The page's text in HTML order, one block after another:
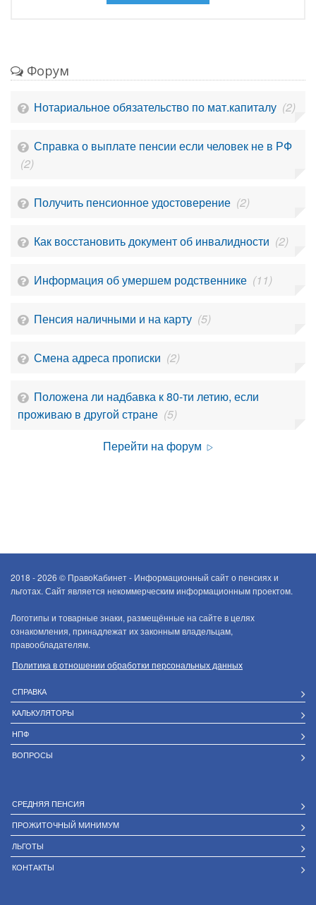
Форум
Нотариальное обязательство по мат.капиталу (2)
Справка о выплате пенсии если человек не в РФ
(2)
Получить пенсионное удостоверение (2)
Как восстановить документ об инвалидности (2)
Информация об умершем родственнике (11)
Пенсия наличными и на карту (5)
Смена адреса прописки (2)
Положена ли надбавка к 80-ти летию, если
проживаю в другой стране (5)
Перейти на форум
2018 - 2026 © ПравоКабинет - Информационный сайт о пенсиях и
льготах. Сайт является некоммерческим информационным проектом.
Логотипы и товарные знаки, размещённые на сайте в целях
ознакомления, принадлежат их законным владельцам,
правообладателям.
Политика в отношении обработки персональных данных
СПРАВКА
КАЛЬКУЛЯТОРЫ
НПФ
ВОПРОСЫ
СРЕДНЯЯ ПЕНСИЯ
ПРОЖИТОЧНЫЙ МИНИМУМ
ЛЬГОТЫ
КОНТАКТЫ